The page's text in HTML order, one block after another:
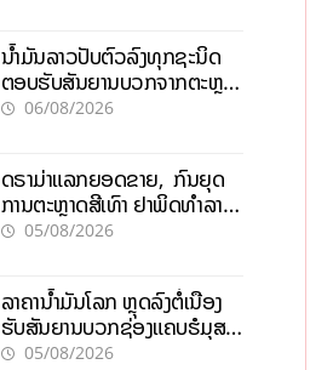
ນໍ້າມັນລາວປັບຕົວລົງທຸກຊະນິດ
ຕອບຮັບສັນຍານບວກຈາກຕະຫຼາດ
ໂລກ ແລະ ຊ່ອງແຄບຮໍມູສ
06/08/2026
ດຣາມ່າແລກຍອດຂາຍ, ກົນຍຸດ
ການຕະຫຼາດສີເທົາ ຢາພິດທຳລາຍ
ທຸລະກິດ ໄລຍະຍາວ
05/08/2026
ລາຄານ້ຳມັນໂລກ ຫຼຸດລົງຕໍ່ເນື່ອງ
ຮັບສັນຍານບວກຊ່ອງແຄບຮໍມຸສ
ຈັບຕາລາຄາໃນລາວ
05/08/2026